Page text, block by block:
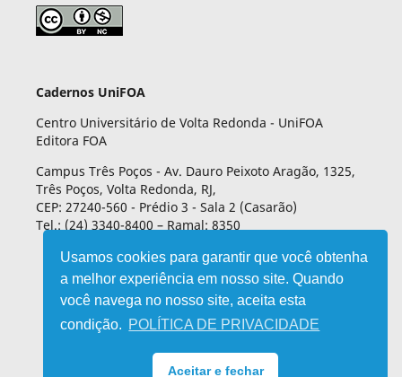
Usamos cookies para garantir que você obtenha
a melhor experiência em nosso site. Quando
você navega no nosso site, aceita esta
condição. POLÍTICA DE PRIVACIDADE
Aceitar e fechar
Cadernos UniFOA
Centro Universitário de Volta Redonda - UniFOA
Editora FOA
Campus Três Poços - Av. Dauro Peixoto Aragão, 1325,
Três Poços, Volta Redonda, RJ,
CEP: 27240-560 - Prédio 3 - Sala 2 (Casarão)
Tel.: (24) 3340-8400 – Ramal: 8350